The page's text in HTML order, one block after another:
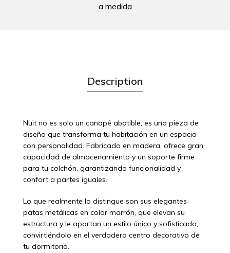
a medida
Description
Nuit no es solo un canapé abatible, es una pieza de
diseño que transforma tu habitación en un espacio
con personalidad. Fabricado en madera, ofrece gran
capacidad de almacenamiento y un soporte firme
para tu colchón, garantizando funcionalidad y
confort a partes iguales.
Lo que realmente lo distingue son sus elegantes
patas metálicas en color marrón, que elevan su
estructura y le aportan un estilo único y sofisticado,
convirtiéndolo en el verdadero centro decorativo de
tu dormitorio.